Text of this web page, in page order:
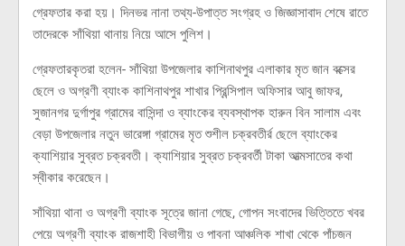
গ্রেফতার করা হয়। দিনভর নানা তথ্য-উপাত্ত সংগ্রহ ও জিজ্ঞাসাবাদ শেষে রাতে
তাদেরকে সাঁথিয়া থানায় নিয়ে আসে পুলিশ।
গ্রেফতারকৃতরা হলেন- সাঁথিয়া উপজেলার কাশিনাথপুর এলাকার মৃত জান বক্সের
ছেলে ও অগ্রণী ব্যাংক কাশিনাথপুর শাখার প্রিন্সিপাল অফিসার আবু জাফর,
সুজানগর দুর্গাপুর গ্রামের বাসিন্দা ও ব্যাংকের ব্যবস্থাপক হারুন বিন সালাম এবং
বেড়া উপজেলার নতুন ভারেঙ্গা গ্রামের মৃত শুশীল চক্রবতীর্র ছেলে ব্যাংকের
ক্যাশিয়ার সুব্রত চক্রবতী। ক্যাশিয়ার সুব্রত চক্রবর্তী টাকা আত্মসাতের কথা
স্বীকার করেছেন।
সাঁথিয়া থানা ও অগ্রণী ব্যাংক সূত্রে জানা গেছে, গোপন সংবাদের ভিত্তিতে খবর
পেয়ে অগ্রণী ব্যাংক রাজশাহী বিভাগীয় ও পাবনা আঞ্চলিক শাখা থেকে পাঁচজন